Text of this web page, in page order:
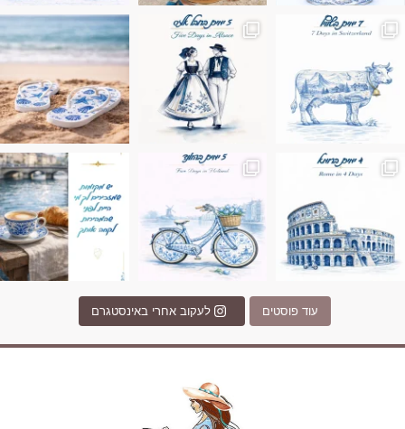
בחבל אלזס צרפת
בחופשה שבו הכל נהיה פשוט יותר. החול, הי
Instagram post
Instagram post 17994326828955248
עוד פוסטים לעקוב אחרי באינסטגרם